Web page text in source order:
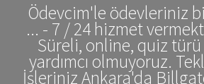
Ödevcim'le ödevleriniz
... - 7 / 24 hizmet
Süreli, online, quiz türü
yardımcı olmuyoruz.
İşleriniz Ankara'da